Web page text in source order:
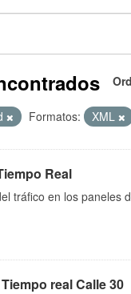
Formatos: XML
Real
tráfico en los paneles
real Calle 30